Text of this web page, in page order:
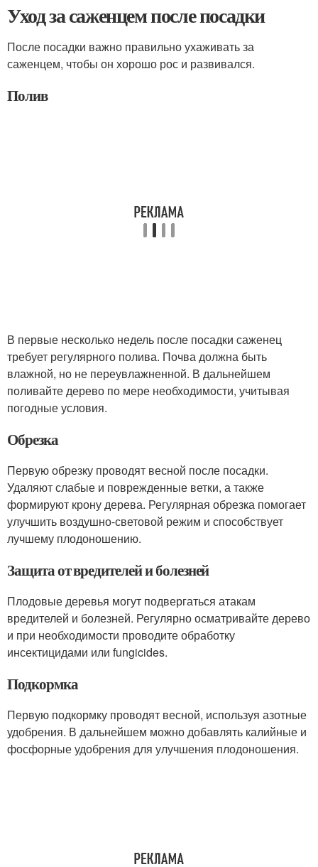
Уход за саженцем после посадки
После посадки важно правильно ухаживать за
саженцем, чтобы он хорошо рос и развивался.
Полив
В первые несколько недель после посадки саженец
требует регулярного полива. Почва должна быть
влажной, но не переувлажненной. В дальнейшем
поливайте дерево по мере необходимости, учитывая
погодные условия.
Обрезка
Первую обрезку проводят весной после посадки.
Удаляют слабые и поврежденные ветки, а также
формируют крону дерева. Регулярная обрезка помогает
улучшить воздушно-световой режим и способствует
лучшему плодоношению.
Защита от вредителей и болезней
Плодовые деревья могут подвергаться атакам
вредителей и болезней. Регулярно осматривайте дерево
и при необходимости проводите обработку
инсектицидами или fungicides.
Подкормка
Первую подкормку проводят весной, используя азотные
удобрения. В дальнейшем можно добавлять калийные и
фосфорные удобрения для улучшения плодоношения.